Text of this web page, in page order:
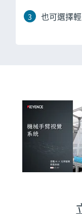
也可選擇